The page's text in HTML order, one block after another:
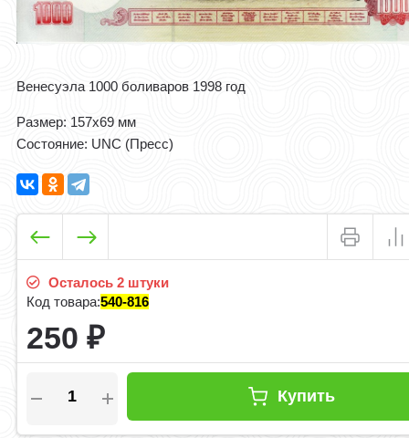
Венесуэла 1000 боливаров 1998 год
Размер: 157x69 мм
Состояние: UNC (Пресс)
Осталось 2 штуки
Код товара:540-816
250₽
Купить